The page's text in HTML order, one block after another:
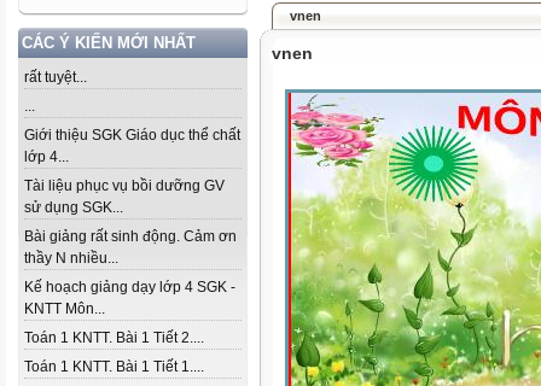
CÁC Ý KIẾN MỚI NHẤT
rất tuyệt...
...
Giới thiệu SGK Giáo dục thể chất
lớp 4...
Tài liệu phục vụ bồi dưỡng GV
sử dụng SGK...
Bài giảng rất sinh động. Cảm ơn
thầy N nhiều...
Kế hoạch giảng dạy lớp 4 SGK -
KNTT Môn...
Toán 1 KNTT. Bài 1 Tiết 2....
Toán 1 KNTT. Bài 1 Tiết 1....
vnen
vnen